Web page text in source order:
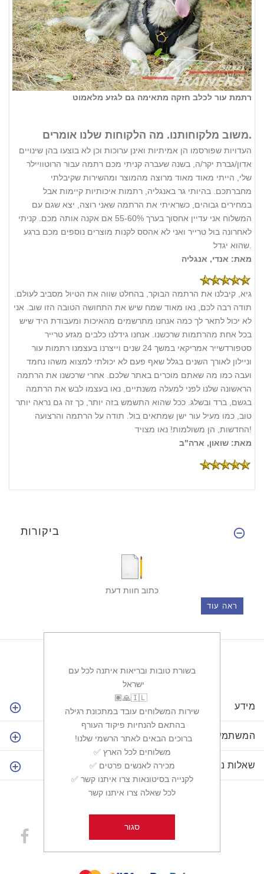
רתמת עור לכלב חזקה מתאימה גם לגזע מלאמוט
משוב מלקוחותנו. מה הלקוחות שלנו אומרים.
העדויות שפורסמו הן אמיתיות ואינן ערוכות וכן לא בוצעו בהן שינויים
אדון/גברת יקר/ה, בשנה שעברה קניתי מכם רתמה עבור הרוטוויילר
שלי, הייתי מאוד מאוד מרוצה מהמוצר ומהשירות שקיבלתי
מחברתכם. בהיותי גר באנגליה, רתמות איכותיות קיימות אבל
במחירים גבוהים, כשראיתי את הרתמה שאני רוצה, יצא שגם עם
המשלוח אני עדיין אחסוך בערך 55-60% אם אקנה אותה מכם. קניתי
לאחרונה בול טרייר ואני לא אהסס לקנות מוצרים נוספים מכם ברגע
מאת: אנדי, אנגליה
גיא, קיבלנו את הרתמה הבוקר, בהחלט שווה את הטיול מסביב לעולם.
תודה רבה לכם, נאו מאוד שמח שיש את התחושה הטובה הזו שוב. אני
לא יכול לתאר לך כמה אנחנו מתרשמים מהאיכות ומעבודת היד שיש
בכל אחת מהרתמות שרכשנו. אנחנו גידלנו כלבים מגזע טרייר
סטפורדשייר אמריקאי במשך 24 שנים וייצרנו בעצמנו רתמות עור
וניילון לאורך השנים בגלל שאף פעם לא יכולתי למצוא משהו נחמד
ועבה כמו מה שאתם מוכרים באתר שלכם. אחרי שרכשנו את הרתמה
הראשונה שלנו לפני למעלה משנתיים, נאו בעצמו לבש את הרתמה
בגשם, ברד ובשלג. ככל שהוא התשמש בזה יותר, כך זה גם נראה יותר
טוב, כמו מעיל עור ישן שמתאים בול. תודה על הרתמה והרצועה
החדשות, הן משולמות! נאו מצויד!
מאת: שואון, ארה"ב
ביקורות
כתוב חוות דעת
ראה עוד
מידע
המשתמש שלי
שאלות נפוצות
בשורת טובות ובריאות איתנה לכל עם
ישראל ‏
שירות המשלוחים עובד במתכונת רגילה
בהתאם להנחיות פיקוד העורף ‏
ברוכים הבאים לאתר הרשמי שלנו! ‏
✅משלוחים לכל הארץ ‏
✅מכירה לאנשים פרטים ‏
✅לקנייה בסיטונאות צרו איתנו קשר ‏
לכל שאלה צרו איתנו קשר
סגור